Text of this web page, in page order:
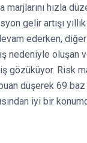
marjlarını hızla
gelir artışı
ederken,
nedeniyle oluşan
gözüküyor. Risk
düşerek 69
iyi bir